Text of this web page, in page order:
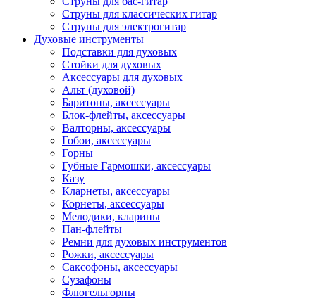
Струны для классических гитар
Струны для электрогитар
Духовые инструменты
Подставки для духовых
Стойки для духовых
Аксессуары для духовых
Альт (духовой)
Баритоны, аксессуары
Блок-флейты, аксессуары
Валторны, аксессуары
Гобои, аксессуары
Горны
Губные Гармошки, аксессуары
Казу
Кларнеты, аксессуары
Корнеты, аксессуары
Мелодики, кларины
Пан-флейты
Ремни для духовых инструментов
Рожки, аксессуары
Саксофоны, аксессуары
Сузафоны
Флюгельгорны